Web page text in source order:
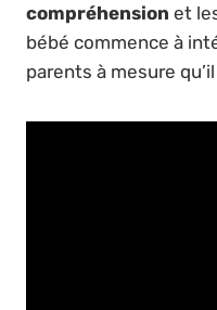
compréhension et
bébé commence à
parents à mesure